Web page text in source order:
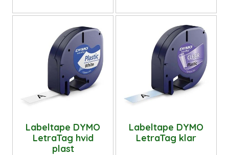
Labeltape DYMO
LetraTag hvid
plast
Labeltape DYMO
LetraTag klar